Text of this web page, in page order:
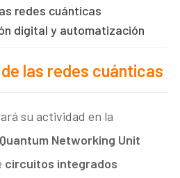
redes cuánticas
digital y automatización
las redes cuánticas
su actividad en la
Quantum Networking Unit
circuitos integrados